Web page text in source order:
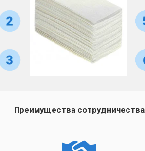
Преимущества сотрудничества